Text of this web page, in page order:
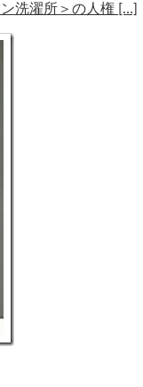
洗濯所＞の人権 […]